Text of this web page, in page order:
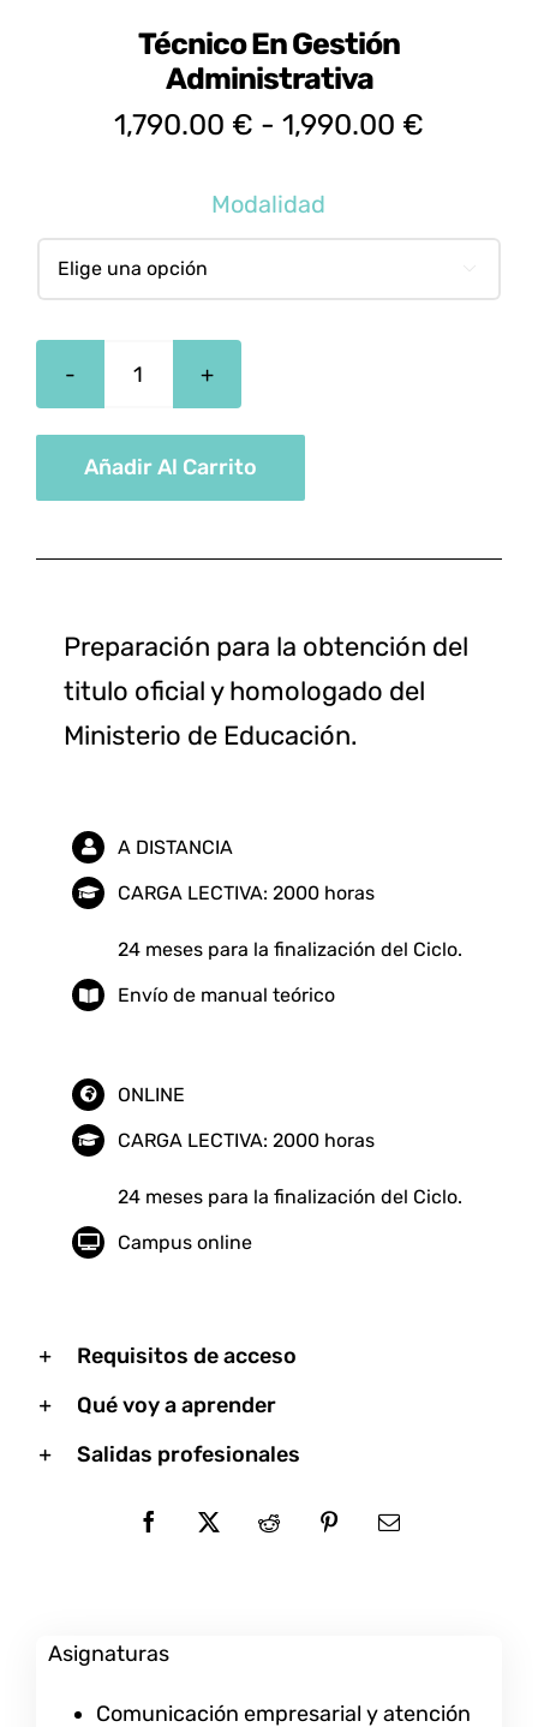
Técnico En Gestión
Administrativa
1,790.00 € - 1,990.00 €
hasta
Modalidad
Técnico
Gestión
Administrativa
Añadir Al Carrito
Preparación para la obtención del
titulo oficial y homologado del
Ministerio de Educación.
A DISTANCIA
CARGA LECTIVA: 2000 horas
24 meses para la finalización del Ciclo.
Envío de manual teórico
ONLINE
CARGA LECTIVA: 2000 horas
24 meses para la finalización del Ciclo.
Campus online
Requisitos de acceso
Qué voy a aprender
Salidas profesionales
Asignaturas
Comunicación empresarial y atención